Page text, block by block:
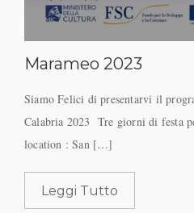
Marameo 2023
Siamo Felici di presentarvi il
Calabria 2023 Tre giorni di festa
location : San […]
Leggi Tutto